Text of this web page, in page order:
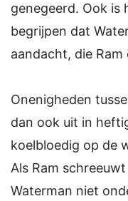
genegeerd. Ook is
begrijpen dat
aandacht, die
Onenigheden
dan ook uit in
koelbloedig op de
Als Ram
Waterman niet